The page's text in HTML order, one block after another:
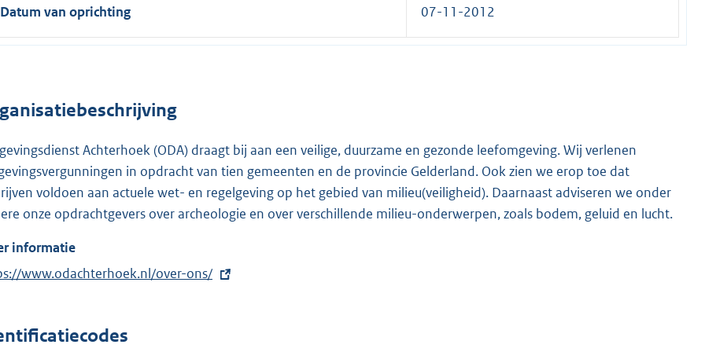
Datum van oprichting 07-11-2012
Achterhoek (ODA) draagt bij aan een veilige, duurzame en gezonde leefomgeving. Wij verlenen
in opdracht van tien gemeenten en de provincie Gelderland. Ook zien we erop toe dat
voldoen aan actuele wet- en regelgeving op het gebied van milieu(veiligheid). Daarnaast adviseren we onder
onze opdrachtgevers over archeologie en over verschillende milieu-onderwerpen, zoals bodem, geluid en lucht.
informatie
www.odachterhoek.nl/over-ons/